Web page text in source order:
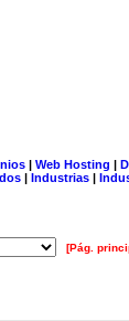
| Web Hosting |
| Industrias |
[Pág.